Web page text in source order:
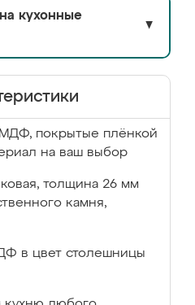
кухонные
▼
МДФ, покрытые плёнкой
на ваш выбор
толщина 26 мм
камня,
в цвет столешницы